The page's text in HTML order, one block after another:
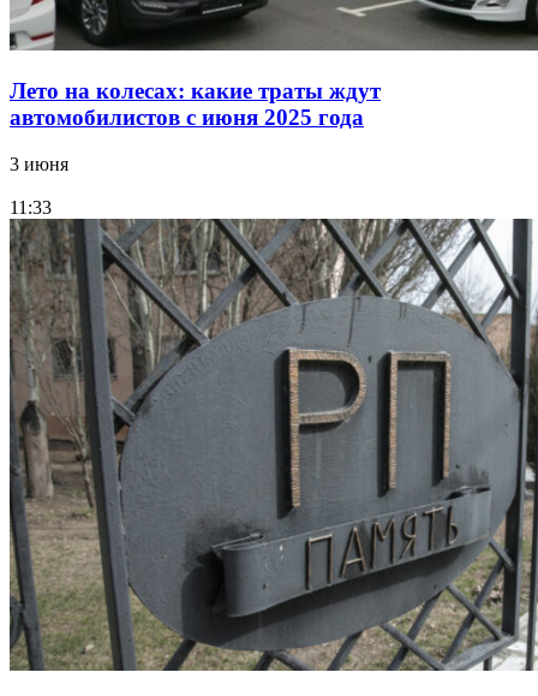
Лето на колесах: какие траты ждут
автомобилистов с июня 2025 года
3 июня
11:33